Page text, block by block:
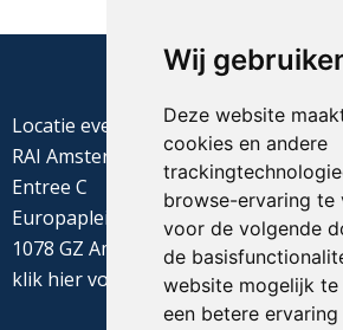
Wij
Deze website
cookies en andere
browse-ervaring te
voor de volgende
de
website mogelijk te
een betere
Locatie evenement
RAI Amsterdam
Entree C
Europaplein 22
1078 GZ Amsterdam
klik hiervoor de routebeschrijving